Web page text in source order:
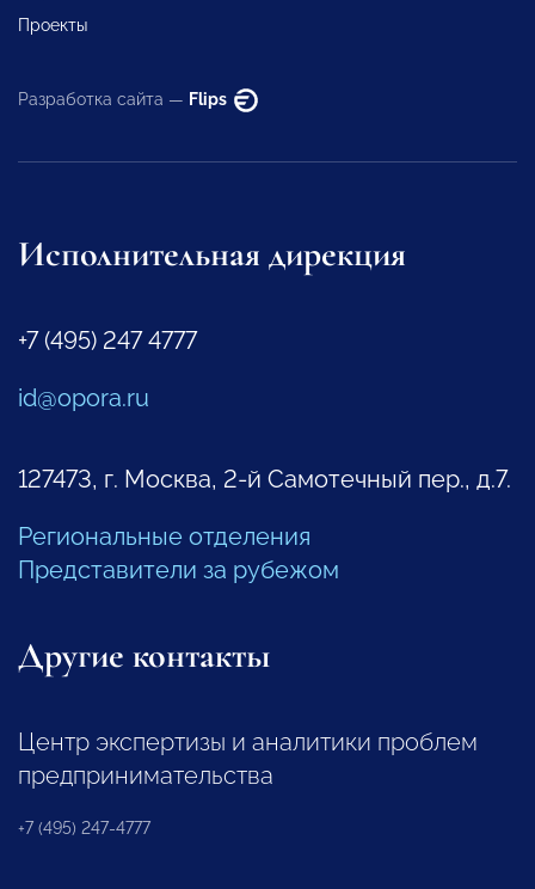
Проекты
Разработка сайта — Flips
Исполнительная дирекция
+7 (495) 247 4777
id@opora.ru
127473, г. Москва, 2-й Самотечный пер., д.7.
Региональные отделения
Представители за рубежом
Другие контакты
Центр экспертизы и аналитики проблем
предпринимательства
+7 (495) 247-4777